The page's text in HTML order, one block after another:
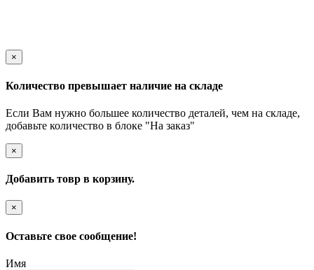
×
Количество превышает наличие на складе
Если Вам нужно большее количество деталей, чем на складе,
добавьте количество в блоке "На заказ"
×
Добавить товр в корзину.
×
Оставьте свое сообщение!
Имя